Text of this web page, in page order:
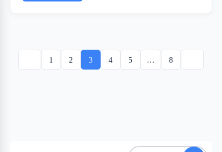
pagination
1 2 3 4 5 … 8